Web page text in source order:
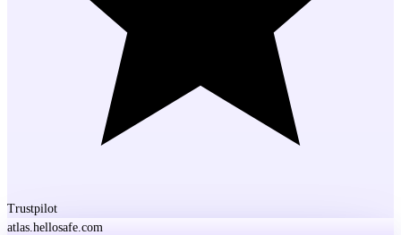
Trustpilot
atlas.hellosafe.com